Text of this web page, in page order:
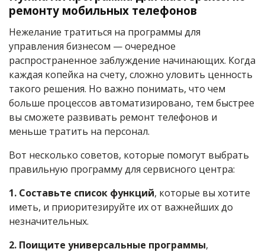
ремонту мобильных телефонов
Нежелание тратиться на программы для
управления бизнесом — очередное
распространенное заблуждение начинающих. Когда
каждая копейка на счету, сложно уловить ценность
такого решения. Но важно понимать, что чем
больше процессов автоматизировано, тем быстрее
вы сможете развивать ремонт телефонов и
меньше тратить на персонал.
Вот несколько советов, которые помогут выбрать
правильную программу для сервисного центра:
1. Составьте список функций, которые вы хотите
иметь, и приоритезируйте их от важнейших до
незначительных.
2. Поищите универсальные программы,